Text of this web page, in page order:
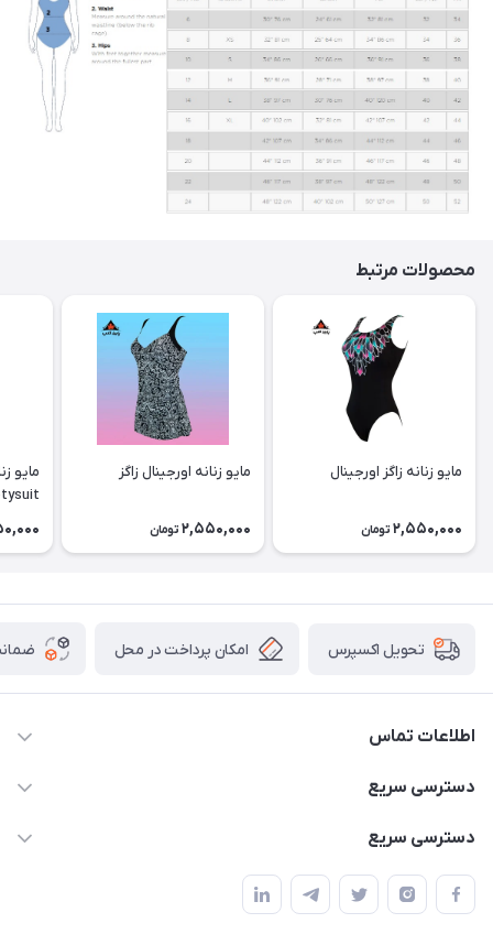
محصولات مرتبط
مایو زنانه زاگز اورجینال
2,550,000 تومان
مایو زنانه اورجینال زاگز
2,550,000 تومان
تحویل اکسپرس امکان پرداخت در محل
اطلاعات تماس
02166456492 - 09121933405
حتما با هماهنگی قبلی
دسترسی سریع
خرید کیسه خواب
چادر بادی
دسترسی سریع
چادر سرخپوستی
صندلی تاشو